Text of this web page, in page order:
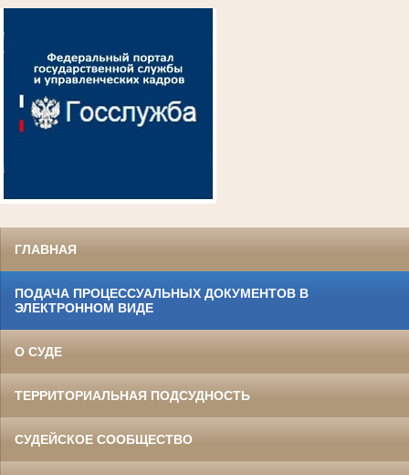
ГЛАВНАЯ
ПОДАЧА ПРОЦЕССУАЛЬНЫХ ДОКУМЕНТОВ В
ЭЛЕКТРОННОМ ВИДЕ
О СУДЕ
ТЕРРИТОРИАЛЬНАЯ ПОДСУДНОСТЬ
СУДЕЙСКОЕ СООБЩЕСТВО